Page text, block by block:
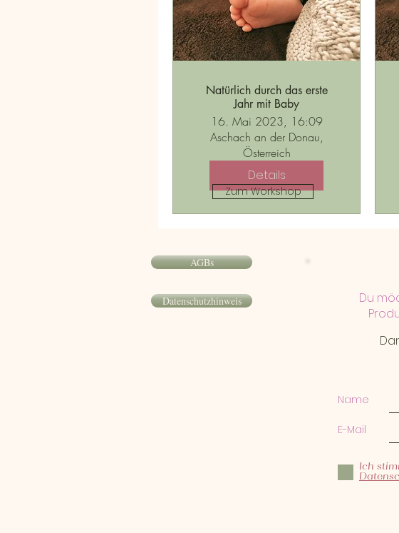
Natürlich durch das erste
Jahr mit Baby
16. Mai 2023, 16:09
Aschach an der Donau,
Österreich
Details
Zum Workshop
AGBs
Datenschutzhinweis
Du
Name
E-Mail
Ich